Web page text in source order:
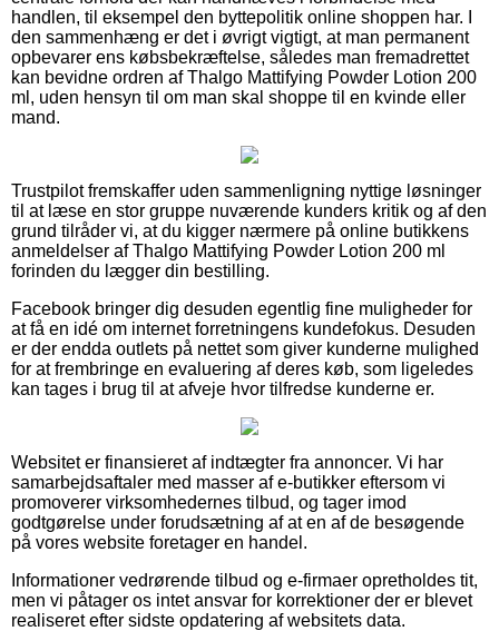
handlen, til eksempel den byttepolitik online shoppen har. I
den sammenhæng er det i øvrigt vigtigt, at man permanent
opbevarer ens købsbekræftelse, således man fremadrettet
kan bevidne ordren af Thalgo Mattifying Powder Lotion 200
ml, uden hensyn til om man skal shoppe til en kvinde eller
mand.
Trustpilot fremskaffer uden sammenligning nyttige løsninger
til at læse en stor gruppe nuværende kunders kritik og af den
grund tilråder vi, at du kigger nærmere på online butikkens
anmeldelser af Thalgo Mattifying Powder Lotion 200 ml
forinden du lægger din bestilling.
Facebook bringer dig desuden egentlig fine muligheder for
at få en idé om internet forretningens kundefokus. Desuden
er der endda outlets på nettet som giver kunderne mulighed
for at frembringe en evaluering af deres køb, som ligeledes
kan tages i brug til at afveje hvor tilfredse kunderne er.
Websitet er finansieret af indtægter fra annoncer. Vi har
samarbejdsaftaler med masser af e-butikker eftersom vi
promoverer virksomhedernes tilbud, og tager imod
godtgørelse under forudsætning af at en af de besøgende
på vores website foretager en handel.
Informationer vedrørende tilbud og e-firmaer opretholdes tit,
men vi påtager os intet ansvar for korrektioner der er blevet
realiseret efter sidste opdatering af websitets data.